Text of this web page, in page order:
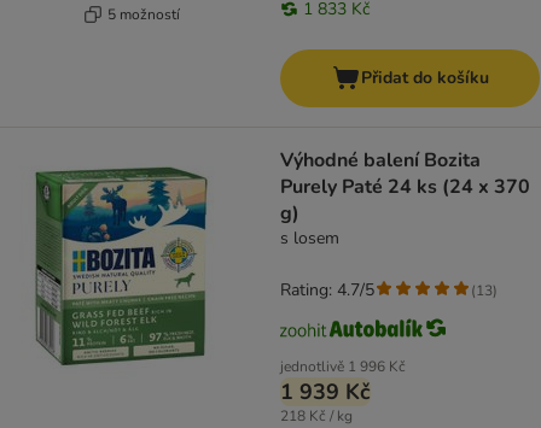
5 možností 1 833 Kč
Přidat do košíku
Výhodné balení Bozita
Purely Paté 24 ks (24 x 370
g)
s losem
jednotlivě 1 996 Kč
1 939 Kč
218 Kč / kg
Rating: 4.7/5 (13)